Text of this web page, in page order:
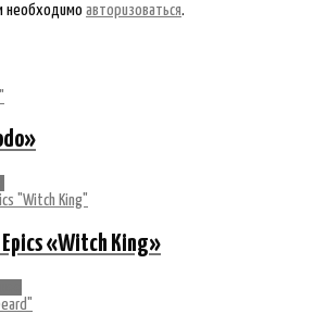
необходимо авторизоваться.
«Witch King»